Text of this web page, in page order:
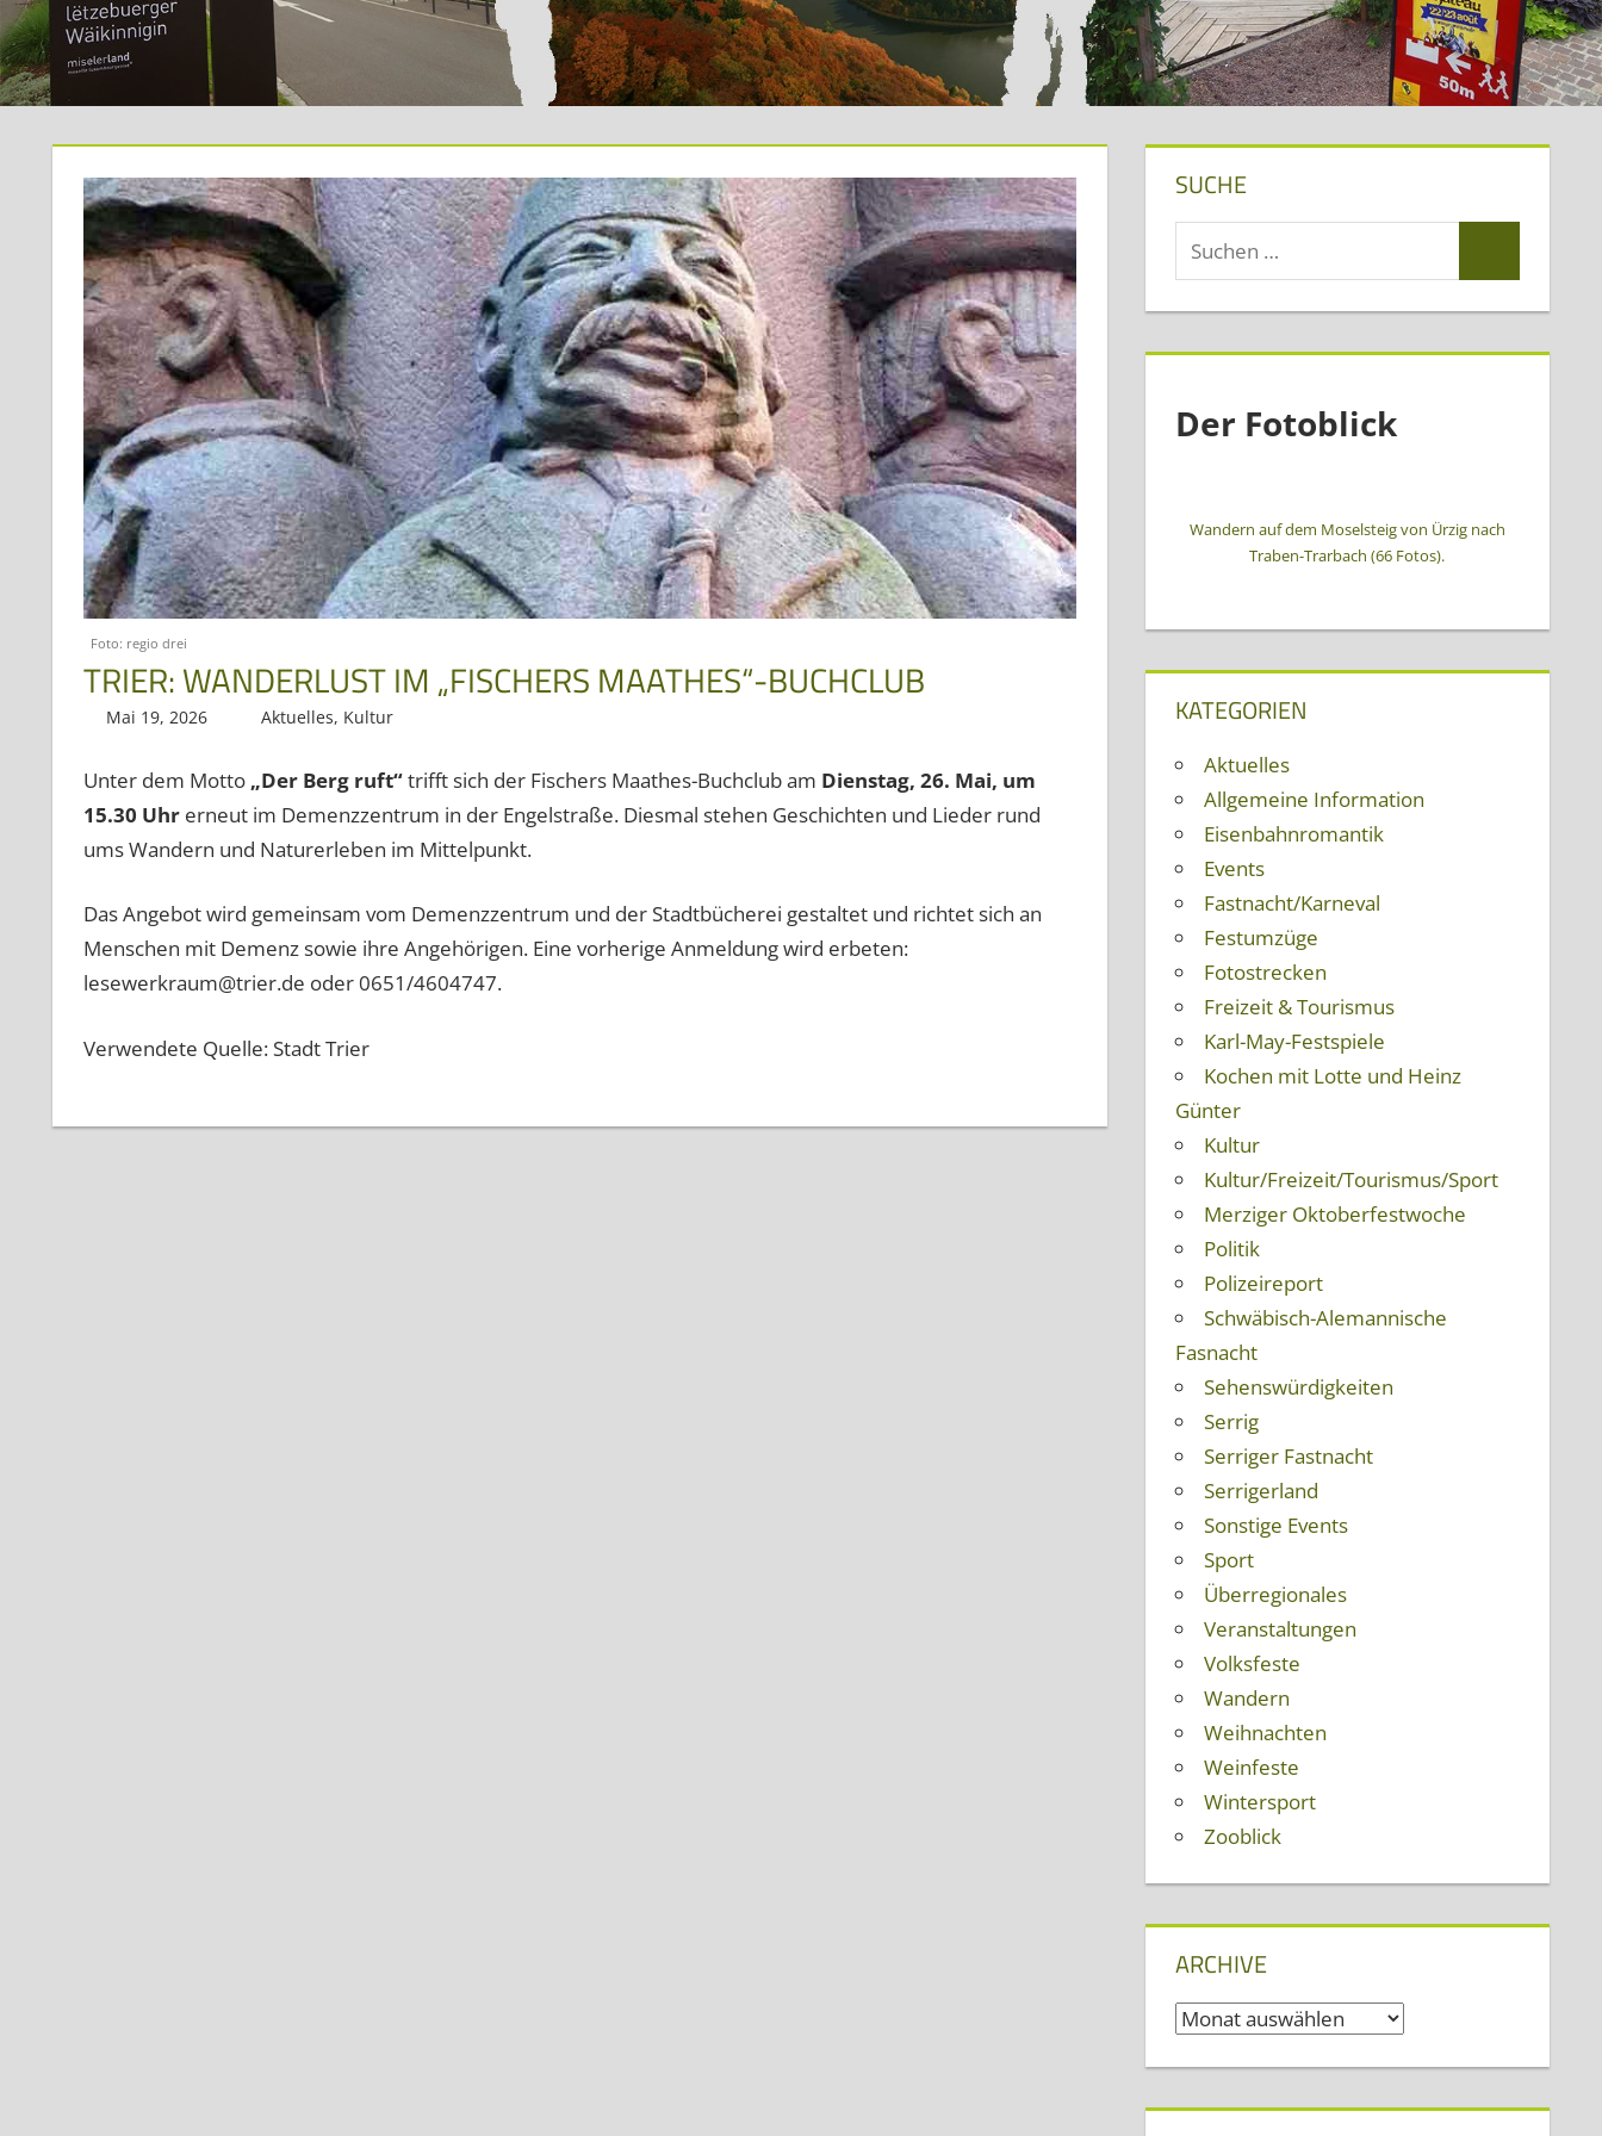
Foto: regio drei
TRIER: WANDERLUST IM „FISCHERS MAATHES“-BUCHCLUB
Mai 19, 2026 Regio3
Aktuelles, Kultur
Unter dem Motto „Der Berg ruft“trifft sich der Fischers Maathes-Buchclub am Dienstag, 26. Mai, um
15.30 Uhrerneut im Demenzzentrum in der Engelstraße. Diesmal stehen Geschichten und Lieder rund
ums Wandern und Naturerleben im Mittelpunkt.
Das Angebot wird gemeinsam vom Demenzzentrum und der Stadtbücherei gestaltet und richtet sich an
Menschen mit Demenz sowie ihre Angehörigen. Eine vorherige Anmeldung wird erbeten:
lesewerkraum@trier.de oder 0651/4604747.
Verwendete Quelle: Stadt Trier
SUCHE
Suchen
nach:
Der Fotoblick
Wandern auf dem Moselsteig von Ürzig nach
Traben-Trarbach (66 Fotos).
KATEGORIEN
Aktuelles
Allgemeine Information
Eisenbahnromantik
Events
Fastnacht/Karneval
Festumzüge
Fotostrecken
Freizeit & Tourismus
Karl-May-Festspiele
Kochen mit Lotte und Heinz
Günter
Kultur
Kultur/Freizeit/Tourismus/Sport
Merziger Oktoberfestwoche
Politik
Polizeireport
Schwäbisch-Alemannische
Fasnacht
Sehenswürdigkeiten
Serrig
Serriger Fastnacht
Serrigerland
Sonstige Events
Sport
Überregionales
Veranstaltungen
Volksfeste
Wandern
Weihnachten
Weinfeste
Wintersport
Zooblick
ARCHIVE
Archive